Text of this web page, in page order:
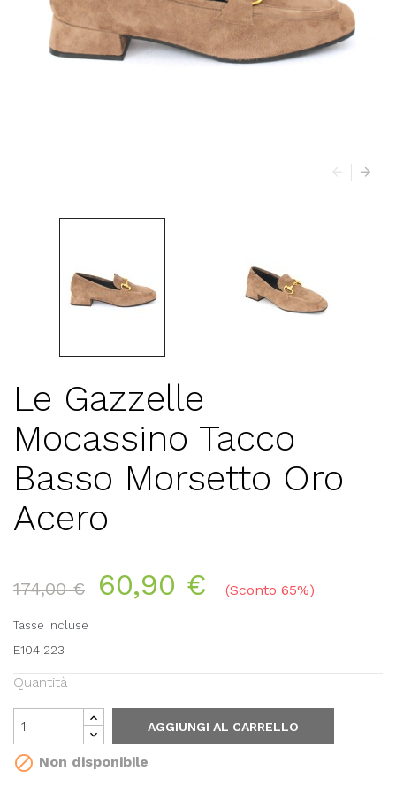
Le Gazzelle
Mocassino Tacco
Basso Morsetto Oro
Acero
174,00 € 60,90 € Sconto 65%
Tasse incluse
E104 223
Quantità
AGGIUNGI AL CARRELLO
 Non disponibile